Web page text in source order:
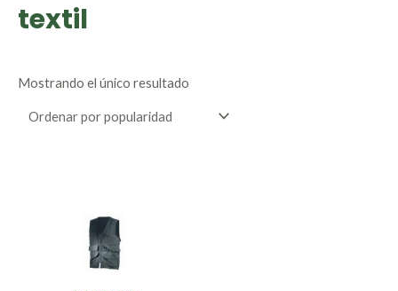
textil
Mostrando el único resultado